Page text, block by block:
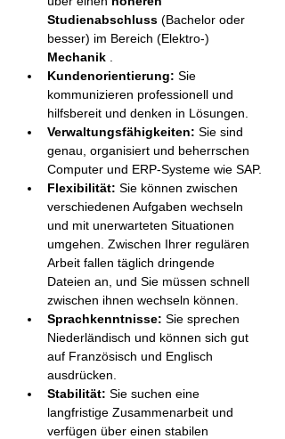
Studienabschluss (Bachelor oder
besser) im Bereich (Elektro-)
Mechanik
Kundenorientierung: Sie
kommunizieren professionell und
hilfsbereit und denken in Lösungen.
Verwaltungsfähigkeiten: Sie sind
genau, organisiert und beherrschen
Computer und ERP-Systeme wie SAP.
Flexibilität: Sie können zwischen
verschiedenen Aufgaben wechseln
und mit unerwarteten Situationen
umgehen. Zwischen Ihrer regulären
Arbeit fallen täglich dringende
Dateien an, und Sie müssen schnell
zwischen ihnen wechseln können.
Sprachkenntnisse: Sie sprechen
Niederländisch und können sich gut
auf Französisch und Englisch
ausdrücken.
Stabilität: Sie suchen eine
langfristige Zusammenarbeit und
verfügen über einen stabilen